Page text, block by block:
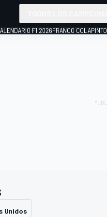
F1 2026FRANCO COLAPINTO
Unidos